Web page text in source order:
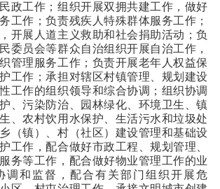
政工作；组织开展双拥共建工作，做好
工作；负责残疾人特殊群体服务工作；
开展人道主义救助和社会捐助活动；负
委员会等群众自治组织开展自治工作，
管理服务工作；负责开展老年人权益保
工作；承担对辖区村镇管理、规划建设
工作的组织领导和综合协调；组织协调
、污染防治、园林绿化、环境卫生、镇
、农村饮用水保护、生活污水和垃圾处
（镇）、村（社区）建设管理和基础设
工作，配合做好市政工程、规划管理、
务等工作，配合做好物业管理工作的业
调和监督，配合有关部门组织开展危